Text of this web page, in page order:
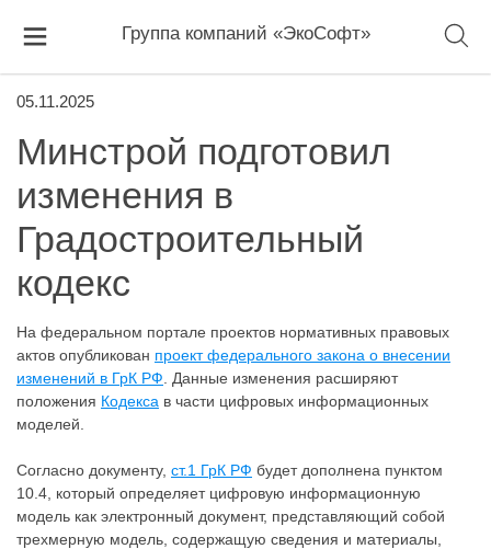
Группа компаний «ЭкоСофт»
05.11.2025
Минстрой подготовил
изменения в
Градостроительный
кодекс
На федеральном портале проектов нормативных правовых
актов опубликован проект федерального закона о внесении
изменений в ГрК РФ . Данные изменения расширяют
положения Кодекса в части цифровых информационных
моделей.
Согласно документу, ст.1 ГрК РФ будет дополнена пунктом
10.4, который определяет цифровую информационную
модель как электронный документ, представляющий собой
трехмерную модель, содержащую сведения и материалы,